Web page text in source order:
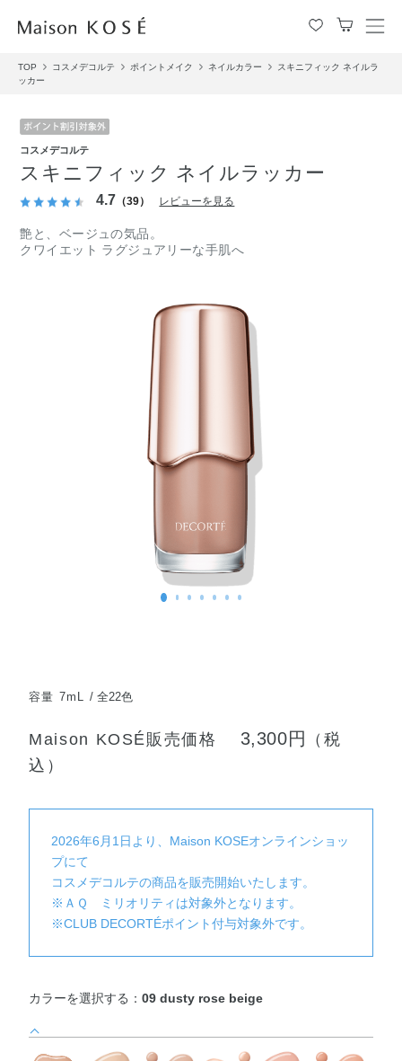
メ
ュ
TOP コスメデコルテ ポイントメイク ネイルカラー
スキニフィック ネイルラ
ッカー
コスメデコルテ
スキニフィック ネイルラッカー
4.7 （39） レビューを見る
艶と、ベージュの気品。
クワイエット ラグジュアリーな手肌へ
容量 7mL 全22色
Maison KOSÉ販売価格 3,300円
（税
込）
2026年6月1日より、Maison KOSEオンラインショッ
プにて
コスメデコルテの商品を販売開始いたします。
※ＡＱ ミリオリティは対象外となります。
※CLUB DECORTÉポイント付与対象外です。
カラーを選択する：09 dusty rose beige